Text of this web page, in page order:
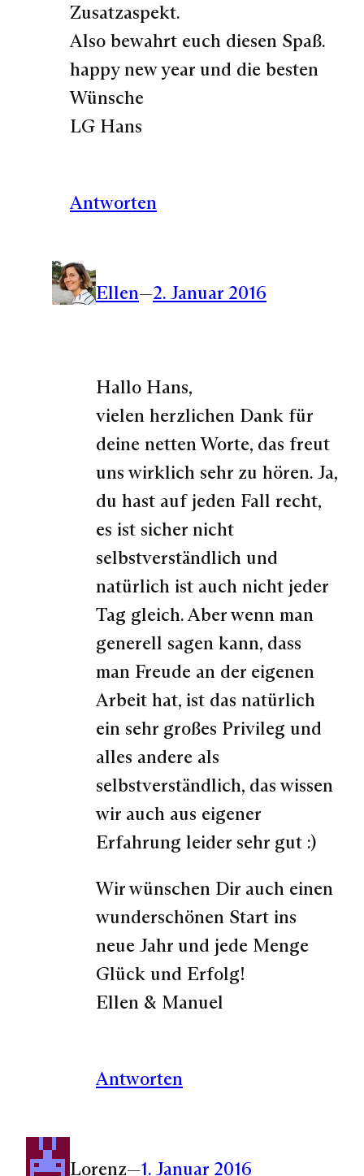
Zusatzaspekt.
Also bewahrt euch diesen Spaß.
happy new year und die besten
Wünsche
LG Hans
Antworten
Ellen—2. Januar 2016
Hallo Hans,
vielen herzlichen Dank für
deine netten Worte, das freut
uns wirklich sehr zu hören. Ja,
du hast auf jeden Fall recht,
es ist sicher nicht
selbstverständlich und
natürlich ist auch nicht jeder
Tag gleich. Aber wenn man
generell sagen kann, dass
man Freude an der eigenen
Arbeit hat, ist das natürlich
ein sehr großes Privileg und
alles andere als
selbstverständlich, das wissen
wir auch aus eigener
Erfahrung leider sehr gut :)
Wir wünschen Dir auch einen
wunderschönen Start ins
neue Jahr und jede Menge
Glück und Erfolg!
Ellen & Manuel
Antworten
Lorenz—1. Januar 2016